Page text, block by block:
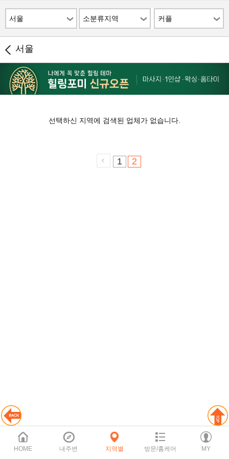
서울 소분류지역 커플
서울
선택하신 지역에 검색된 업체가 없습니다.
1 2
HOME 내주변 지역별 방문/홈케어 MY